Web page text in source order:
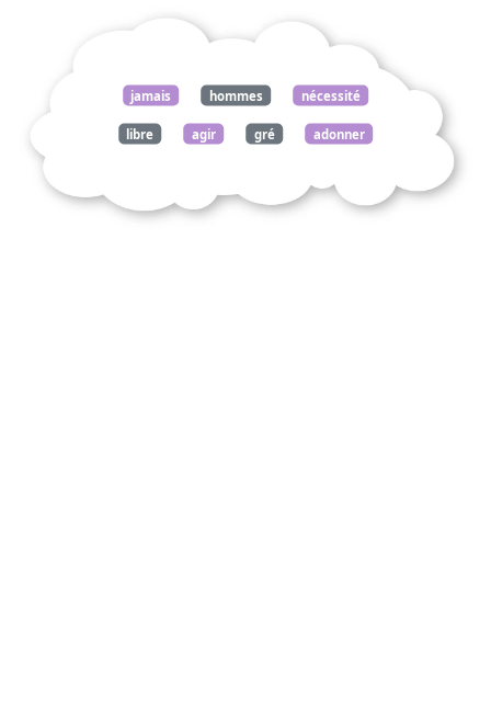
jamais hommes nécessité
libre agir gré adonner
tardent manifester parts